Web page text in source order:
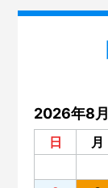
2026年8月
日 月